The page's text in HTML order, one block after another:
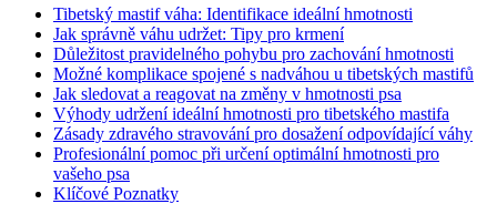
Tibetský mastif váha: Identifikace ideální hmotnosti
Jak správně váhu udržet: Tipy pro krmení
Důležitost pravidelného pohybu pro zachování hmotnosti
Možné komplikace spojené s nadváhou u tibetských mastifů
Jak sledovat a reagovat na změny v hmotnosti psa
Výhody udržení ideální hmotnosti pro tibetského mastifa
Zásady zdravého stravování pro dosažení odpovídající váhy
Profesionální pomoc při určení optimální hmotnosti pro
vašeho psa
Klíčové Poznatky